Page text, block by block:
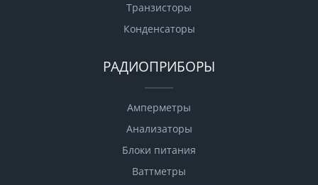
Транзисторы
Конденсаторы
РАДИОПРИБОРЫ
Амперметры
Анализаторы
Блоки питания
Ваттметры